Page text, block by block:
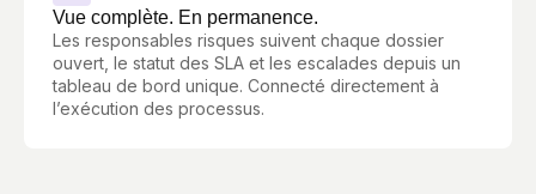
Vue complète. En permanence.
Les responsables risques suivent chaque dossier
ouvert, le statut des SLA et les escalades depuis un
tableau de bord unique. Connecté directement à
l’exécution des processus.